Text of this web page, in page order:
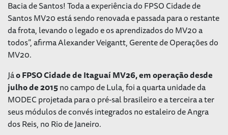
Bacia de Santos! Toda a experiência do FPSO Cidade de
Santos MV20 está sendo renovada e passada para o restante
da frota, levando o legado e os aprendizados do MV20 a
todos”, afirma Alexander Veigantt, Gerente de Operações do
MV20.
Jáo FPSO Cidade de Itaguaí MV26, em operação desde
julho de 2015no campo de Lula, foi a quarta unidade da
MODEC projetada para o pré-sal brasileiro e a terceira a ter
seus módulos de convés integrados no estaleiro de Angra
dos Reis, no Rio de Janeiro.